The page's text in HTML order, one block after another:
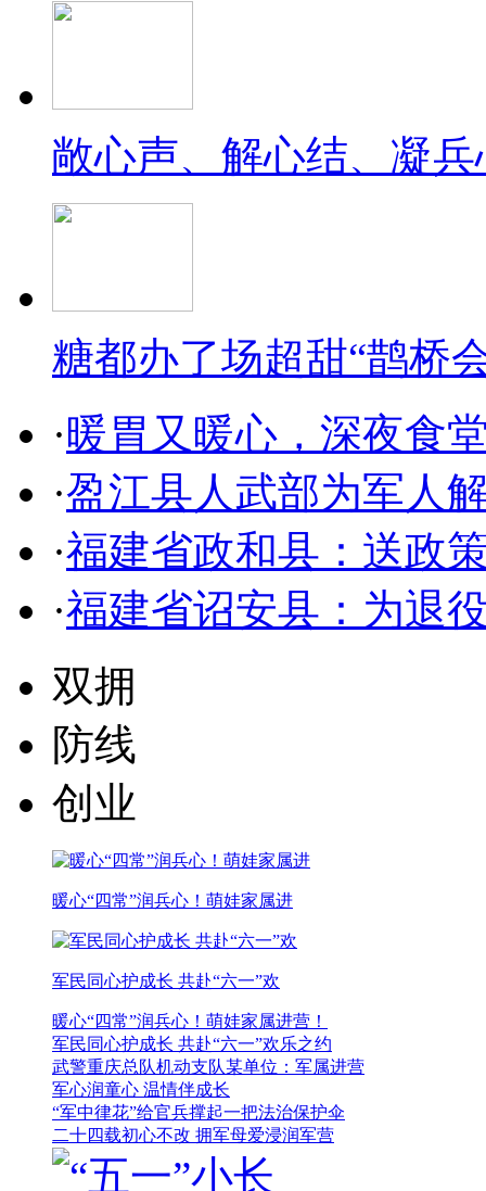
敞心声、解心结、凝兵
糖都办了场超甜“鹊桥
·暖胃又暖心，深夜食
·盈江县人武部为军人
·福建省政和县：送政
·福建省诏安县：为退
双拥
防线
创业
暖心“四常”润兵心！萌娃家属进
军民同心护成长 共赴“六一”欢
暖心“四常”润兵心！萌娃家属进营！
军民同心护成长 共赴“六一”欢乐之约
武警重庆总队机动支队某单位：军属进营
军心润童心 温情伴成长
“军中律花”给官兵撑起一把法治保护伞
二十四载初心不改 拥军母爱浸润军营